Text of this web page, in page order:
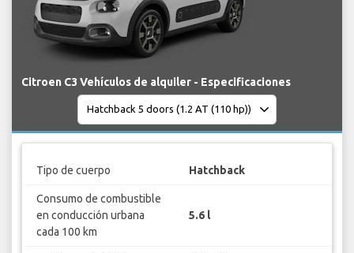
Citroen C3 Vehículos de alquiler - Especificaciones
Tipo de cuerpo Hatchback
Consumo de combustible
en conducción urbana
cada 100 km
5.6 l